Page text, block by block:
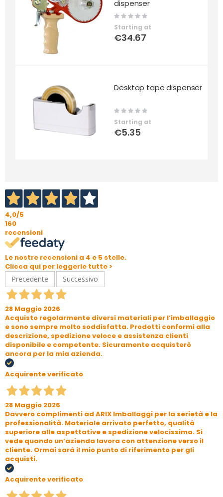
dispenser
Rating:
0%
Starting at
€34.67
Desktop tape dispenser
Rating:
Starting at
€5.35
4,0/5
160
recensioni
Le nostre recensioni a 4 e 5 stelle.
Clicca qui per leggerle tutte >
Precedente
Successivo
28 Maggio 2026
Acquisto regolarmente diversi materiali per l’imballaggio
e sono sempre molto soddisfatta. Prodotti conformi alla
descrizione, spedizione veloce e assistenza clienti
disponibile e competente. Sicuramente acquisterò
ancora per la mia azienda.
Acquirente verificato
28 Maggio 2026
Davvero complimenti ad ARIX Imballaggi per la serietà e la
professionalità. Materiale arrivato perfetto, qualità
superiore alle aspettative e spedizione velocissima. Si
vede quando un’azienda lavora con attenzione verso il
cliente. Ormai sarà il mio punto di riferimento per gli
acquisti.
Acquirente verificato